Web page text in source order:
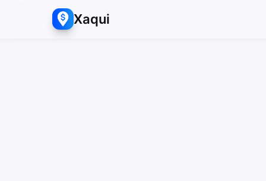
Xaqui